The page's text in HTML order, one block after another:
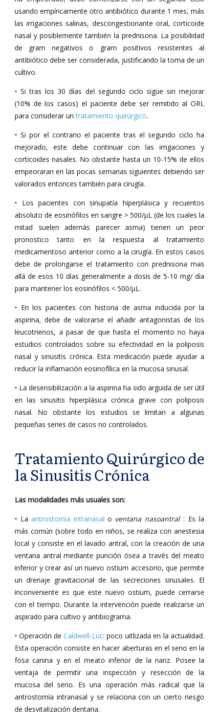
usando empíricamente otro antibiótico durante 1 mes, más
las irrigaciones salinas, descongestionante oral, corticoide
nasal y posiblemente también la prednisona. La posibilidad
de gram negativos o gram positivos resistentes al
antibiótico debe ser considerada, justificando la toma de un
cultivo.
• Si tras los 30 días del segundo ciclo sigue sin mejorar
(10% de los casos) el paciente debe ser remitido al ORL
para considerar untratamiento quirúrgico.
• Si por el contrario el paciente tras el segundo ciclo ha
mejorado, este debe continuar con las irrigaciones y
corticoides nasales. No obstante hasta un 10-15% de ellos
empeoraran en las pocas semanas siguientes debiendo ser
valorados entonces también para cirugía.
• Los pacientes con sinupatía hiperplásica y recuentos
absoluto de eosinófilos en sangre > 500/µL (de los cuales la
mitad suelen además parecer asma) tienen un peor
pronostico tanto en la respuesta al tratamiento
medicamentoso anterior como a la cirugía. En estos casos
debe de prolongarse el tratamiento con prednisona mas
allá de esos 10 días generalmente a dosis de 5-10 mg/ día
para mantener los eosinófilos < 500/µL.
• En los pacientes con historia de asma inducida por la
aspirina, debe de valorarse el añadir antagonistas de los
leucotrienos, a pasar de que hasta el momento no haya
estudios controlados sobre su efectividad en la poliposis
nasal y sinusitis crónica. Esta medicación puede ayudar a
reducir la inflamación eosinofílica en la mucosa sinusal.
• La desensibilización a la aspirina ha sido argüida de ser útil
en las sinusitis hiperplásica crónica grave con poliposis
nasal. No obstante los estudios se limitan a algunas
pequeñas series de casos no controlados.
Tratamiento Quirúrgico de
la Sinusitis Crónica
Las modalidades más usuales son:
• La antrostomía intranasal o ventana nasoantral : Es la
más común (sobre todo en niños, se realiza con anestesia
local y consiste en el lavado antral, con la creación de una
ventana antral mediante punción ósea a través del meato
inferior y crear así un nuevo ostium accesorio, que permite
un drenaje gravitacional de las secreciones sinusales. El
inconveniente es que este nuevo ostium, puede cerrarse
con el tiempo. Durante la intervención puede realizarse un
aspirado para cultivo y antibiograma.
• Operación de Caldwell-Luc: poco uitlizada en la actualidad.
Esta operación consiste en hacer aberturas en el seno en la
fosa canina y en el meato inferior de la nariz. Posee la
ventaja de permitir una inspección y resección de la
mucosa del seno. Es una operación más radical que la
antrostomía intranasal y se relaciona con un cierto riesgo
de desvitalización dentaria.